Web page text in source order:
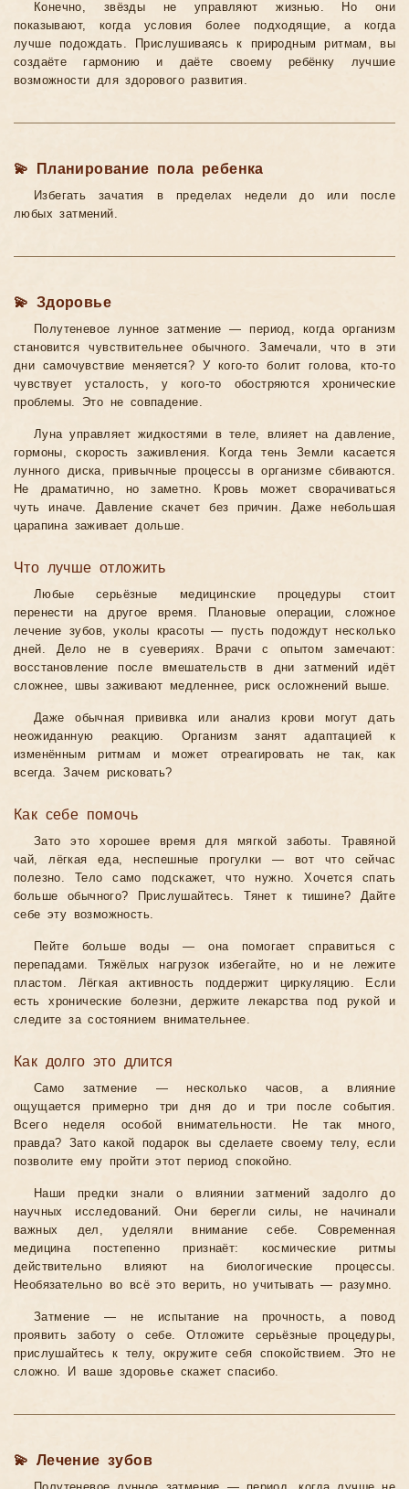
Конечно, звёзды не управляют жизнью. Но они
показывают, когда условия более подходящие, а когда
лучше подождать. Прислушиваясь к природным ритмам, вы
создаёте гармонию и даёте своему ребёнку лучшие
возможности для здорового развития.
💫 Планирование пола ребенка
Избегать зачатия в пределах недели до или после
любых затмений.
💫 Здоровье
Полутеневое лунное затмение — период, когда организм
становится чувствительнее обычного. Замечали, что в эти
дни самочувствие меняется? У кого-то болит голова, кто-то
чувствует усталость, у кого-то обостряются хронические
проблемы. Это не совпадение.
Луна управляет жидкостями в теле, влияет на давление,
гормоны, скорость заживления. Когда тень Земли касается
лунного диска, привычные процессы в организме сбиваются.
Не драматично, но заметно. Кровь может сворачиваться
чуть иначе. Давление скачет без причин. Даже небольшая
царапина заживает дольше.
Что лучше отложить
Любые серьёзные медицинские процедуры стоит
перенести на другое время. Плановые операции, сложное
лечение зубов, уколы красоты — пусть подождут несколько
дней. Дело не в суевериях. Врачи с опытом замечают:
восстановление после вмешательств в дни затмений идёт
сложнее, швы заживают медленнее, риск осложнений выше.
Даже обычная прививка или анализ крови могут дать
неожиданную реакцию. Организм занят адаптацией к
изменённым ритмам и может отреагировать не так, как
всегда. Зачем рисковать?
Как себе помочь
Зато это хорошее время для мягкой заботы. Травяной
чай, лёгкая еда, неспешные прогулки — вот что сейчас
полезно. Тело само подскажет, что нужно. Хочется спать
больше обычного? Прислушайтесь. Тянет к тишине? Дайте
себе эту возможность.
Пейте больше воды — она помогает справиться с
перепадами. Тяжёлых нагрузок избегайте, но и не лежите
пластом. Лёгкая активность поддержит циркуляцию. Если
есть хронические болезни, держите лекарства под рукой и
следите за состоянием внимательнее.
Как долго это длится
Само затмение — несколько часов, а влияние
ощущается примерно три дня до и три после события.
Всего неделя особой внимательности. Не так много,
правда? Зато какой подарок вы сделаете своему телу, если
позволите ему пройти этот период спокойно.
Наши предки знали о влиянии затмений задолго до
научных исследований. Они берегли силы, не начинали
важных дел, уделяли внимание себе. Современная
медицина постепенно признаёт: космические ритмы
действительно влияют на биологические процессы.
Необязательно во всё это верить, но учитывать — разумно.
Затмение — не испытание на прочность, а повод
проявить заботу о себе. Отложите серьёзные процедуры,
прислушайтесь к телу, окружите себя спокойствием. Это не
сложно. И ваше здоровье скажет спасибо.
💫 Лечение зубов